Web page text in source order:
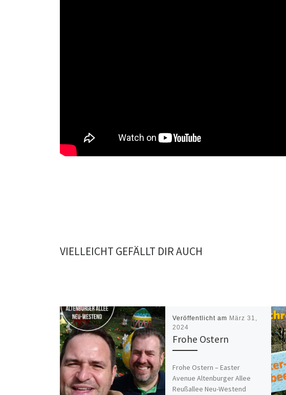
VIELLEICHT GEFÄLLT DIR AUCH
Veröffentlicht am März 31,
2024
Frohe Ostern
Frohe Ostern – Easter
Avenue Altenburger Allee
Reußallee Neu-Westend